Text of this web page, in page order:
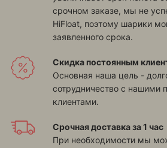
срочном заказе, мы не
HiFloat, поэтому шарики
заявленного срока.
Скидка постоянным
Основная наша цель -
сотрудничество с нашими
клиентами.
Срочная доставка за 1 час
При необходимости мы